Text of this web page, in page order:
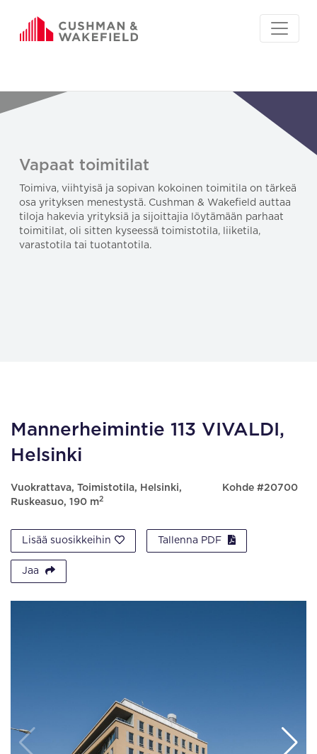
Vapaat toimitilat
Toimiva, viihtyisä ja sopivan kokoinen toimitila on tärkeä
osa yrityksen menestystä. Cushman & Wakefield auttaa
tiloja hakevia yrityksiä ja sijoittajia löytämään parhaat
toimitilat, oli sitten kyseessä toimistotila, liiketila,
varastotila tai tuotantotila.
Mannerheimintie 113 VIVALDI,
Helsinki
Vuokrattava, Toimistotila, Helsinki,
Ruskeasuo, 190 m2
Kohde #20700
Lisää suosikkeihin Tallenna PDF
Jaa